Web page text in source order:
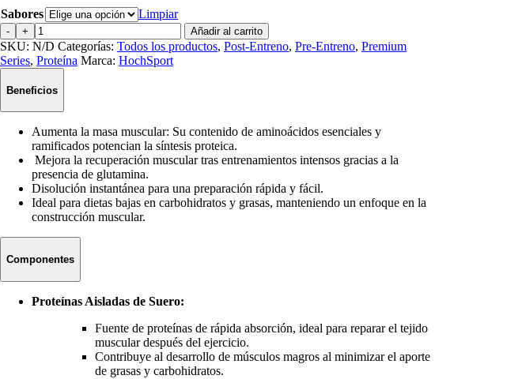
Sabores Limpiar
-
Isolate
Premium
4lbs
cantidad
+ Añadir al carrito
SKU: N/D Categorías: Todos los productos, Post-Entreno, Pre-Entreno, Premium
Series, Proteína Marca: HochSport
Beneficios
Aumenta la masa muscular: Su contenido de aminoácidos esenciales y
ramificados potencian la síntesis proteica.
Mejora la recuperación muscular tras entrenamientos intensos gracias a la
presencia de glutamina.
Disolución instantánea para una preparación rápida y fácil.
Ideal para dietas bajas en carbohidratos y grasas, manteniendo un enfoque en la
construcción muscular.
Componentes
Proteínas Aisladas de Suero:
Fuente de proteínas de rápida absorción, ideal para reparar el tejido
muscular después del ejercicio.
Contribuye al desarrollo de músculos magros al minimizar el aporte
de grasas y carbohidratos.